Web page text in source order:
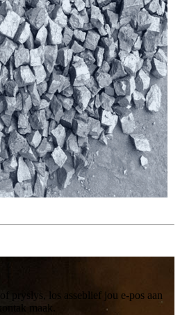
pryslys, los asseblief jou e-pos aan
maak.